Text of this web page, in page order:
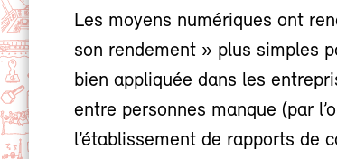
Les moyens numériques ont
son rendement » plus simples
bien appliquée dans les
entre personnes manque (par
l’établissement de rapports de